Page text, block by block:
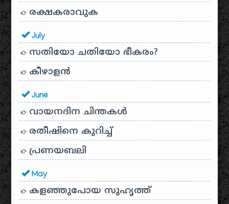
രക്ഷകരാവുക
July
സതിയോ ചതിയോ ഭീകരം?
കീഴാളന്‍
June
വായനദിന ചിന്തകൾ
രതീഷിനെ കുറിച്ച്
പ്രണയബലി
May
കളഞ്ഞുപോയ സുഹൃത്ത്